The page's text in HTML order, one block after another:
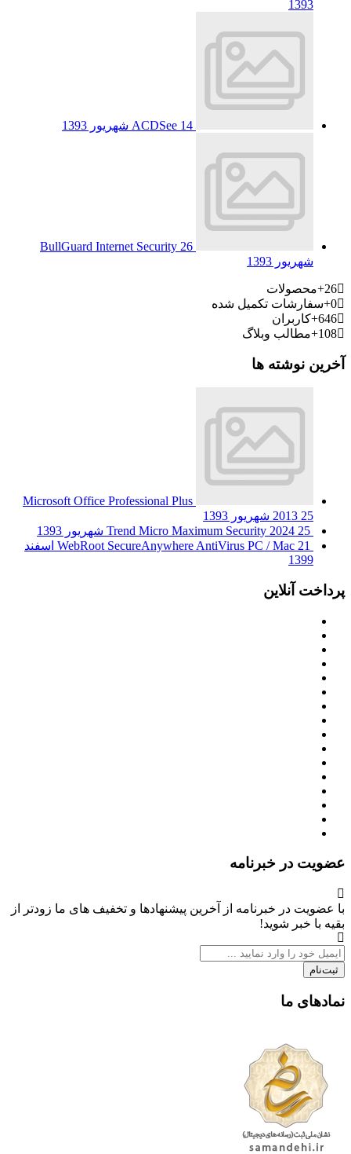
1393
ACDSee 14 شهریور 1393
BullGuard Internet Security 26
شهریور 1393
26+
محصولات
0+ سفارشات تکمیل شده
646+ کاربران
108+
مطالب وبلاگ
آخرین نوشته ها
Microsoft Office Professional Plus
2013 25 شهریور 1393
Trend Micro Maximum Security 2024 25 شهریور 1393
WebRoot SecureAnywhere AntiVirus PC / Mac 21 اسفند
1399
پرداخت آنلاین
عضویت در خبرنامه
با عضویت در خبرنامه از آخرین پیشنهادها و تخفیف های ما زودتر از
بقیه با خبر شوید!
ثبت‌نام
نمادهای ما